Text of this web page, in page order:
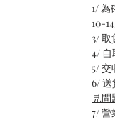
1/ 為
10-
3/
4/ 自
5/ 交
6/
見問
7/ 營